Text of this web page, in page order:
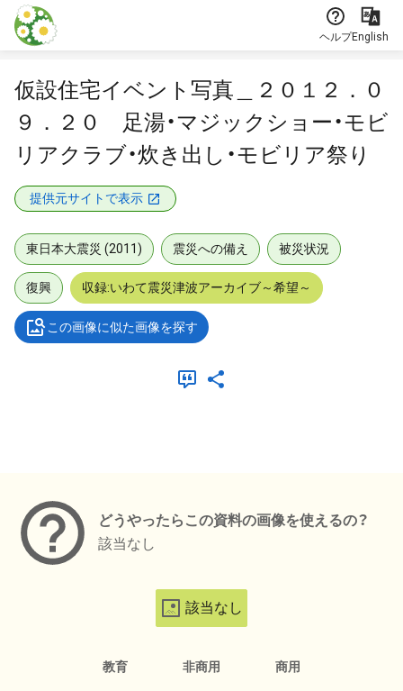
本文に飛ぶ
ヘルプEnglish
仮設住宅イベント写真＿２０１２．０
９．２０ 足湯・マジックショー・モビ
リアクラブ・炊き出し・モビリア祭り
提供元サイトで表示
東日本大震災 (2011) 震災への備え 被災状況
復興 収録:いわて震災津波アーカイブ～希望～
この画像に似た画像を探す
どうやったらこの資料の画像を使えるの？
該当なし
該当なし
教育 非商用 商用